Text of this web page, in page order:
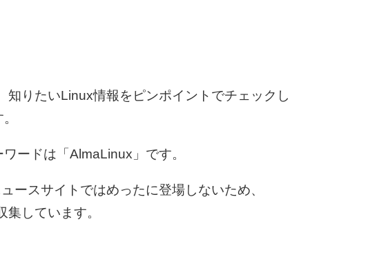
知りたいLinux情報をピンポイントでチェックし
ードは「AlmaLinux」です。
ースサイトではめったに登場しないため、
しています。